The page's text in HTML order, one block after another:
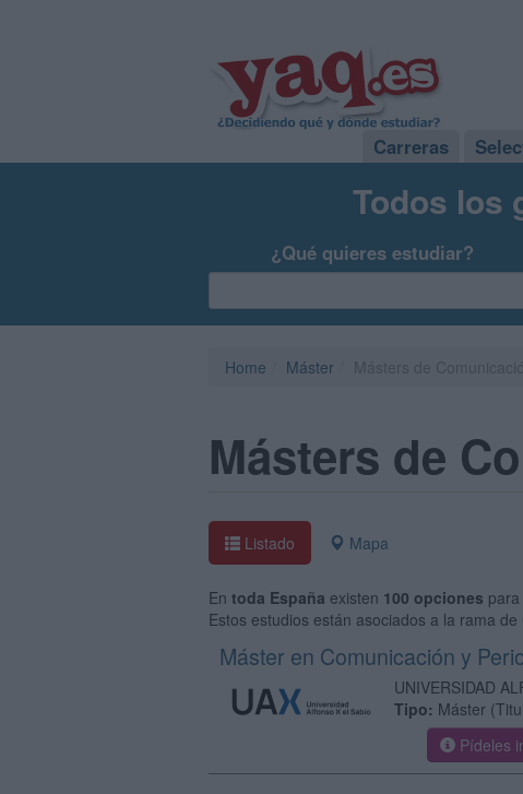
Carreras
Todos los
¿Qué quieres estudiar?
Home Máster
Másters de
Listado Mapa
En toda España existen 100 opciones
Estos estudios están asociados a la rama
Máster en Comunicación y
UNIVERSIDAD
Tipo: Máster
Pídeles